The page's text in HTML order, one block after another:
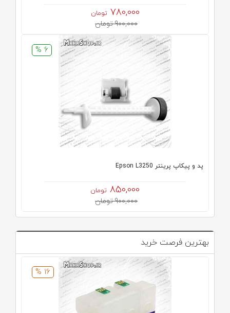
780,000 تومان
900,000 تومان
6 %
پد و پیکاپ پرینتر Epson L3250
850,000 تومان
900,000 تومان
بهترین فرصت خرید
16 %